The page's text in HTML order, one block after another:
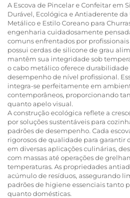
A Escova de Pincelar e Confeitar em
Durável, Ecológica e Antiaderente da
Metálico e Estilo Coreano para
engenharia cuidadosamente
comuns enfrentados por
possui cerdas de silicone de grau
mantêm sua integridade sob
o cabo metálico oferece
desempenho de nível profissional.
integra-se perfeitamente em
contemporâneos, proporcionando
quanto apelo visual.
A construção ecológica reflete a
por soluções sustentáveis para
padrões de desempenho. Cada
rigorosos de qualidade para garantir
em diversas aplicações culinárias,
com massas até operações de
temperaturas. As propriedades
acúmulo de resíduos, assegurando
padrões de higiene essenciais tanto
quanto domésticas.